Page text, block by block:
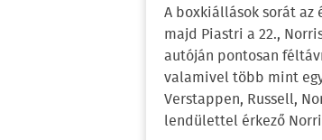
A boxkiállások sorát az
majd Piastri a 22.,
autóján pontosan
valamivel több mint
Verstappen, Russell,
lendülettel érkező